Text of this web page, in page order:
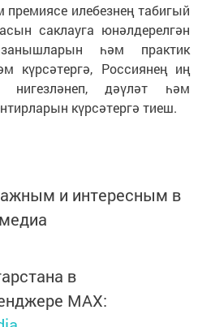
премиясе илебезнең табигый
саклауга юнәлдерелгән
һәм практик
күрсәтергә, Россиянең иң
дәүләт һәм
күрсәтергә тиеш.
и интересным в
в
MАХ: